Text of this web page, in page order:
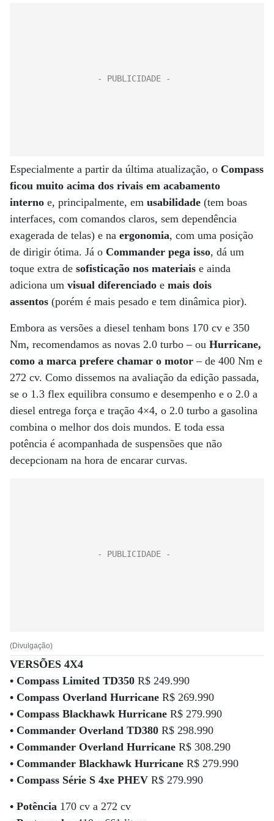
Especialmente a partir da última atualização, o Compass
ficou muito acima dos rivais em acabamento
interno e, principalmente, em usabilidade (tem boas
interfaces, com comandos claros, sem dependência
exagerada de telas) e na ergonomia, com uma posição
de dirigir ótima. Já o Commander pega isso, dá um
toque extra de sofisticação nos materiais e ainda
adiciona um visual diferenciado e mais dois
assentos (porém é mais pesado e tem dinâmica pior).
Embora as versões a diesel tenham bons 170 cv e 350
Nm, recomendamos as novas 2.0 turbo – ou Hurricane,
como a marca prefere chamar o motor – de 400 Nm e
272 cv. Como dissemos na avaliação da edição passada,
se o 1.3 flex equilibra consumo e desempenho e o 2.0 a
diesel entrega força e tração 4×4, o 2.0 turbo a gasolina
combina o melhor dos dois mundos. E toda essa
potência é acompanhada de suspensões que não
decepcionam na hora de encarar curvas.
(Divulgação)
VERSÕES 4X4
• Compass Limited TD350 R$ 249.990
• Compass Overland Hurricane R$ 269.990
• Compass Blackhawk Hurricane R$ 279.990
• Commander Overland TD380 R$ 298.990
• Commander Overland Hurricane R$ 308.290
• Commander Blackhawk Hurricane R$ 279.990
• Compass Série S 4xe PHEV R$ 279.990
• Potência 170 cv a 272 cv